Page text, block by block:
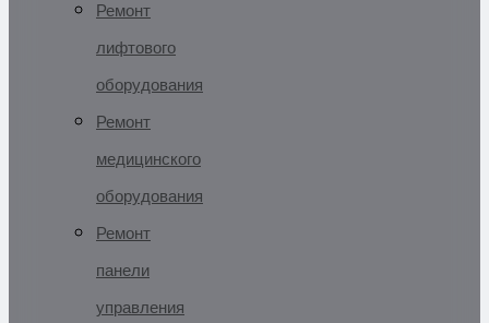
Ремонт
лифтового
оборудования
Ремонт
медицинского
оборудования
Ремонт
панели
управления